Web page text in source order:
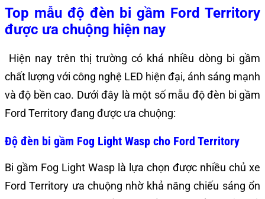
Top mẫu độ đèn bi gầm Ford Territory
được ưa chuộng hiện nay
Hiện nay trên thị trường có khá nhiều dòng bi gầm
chất lượng với công nghệ LED hiện đại, ánh sáng mạnh
và độ bền cao. Dưới đây là một số mẫu độ đèn bi gầm
Ford Territory đang được ưa chuộng:
Độ đèn bi gầm Fog Light Wasp cho Ford Territory
Bi gầm Fog Light Wasp là lựa chọn được nhiều chủ xe
Ford Territory ưa chuộng nhờ khả năng chiếu sáng ổn